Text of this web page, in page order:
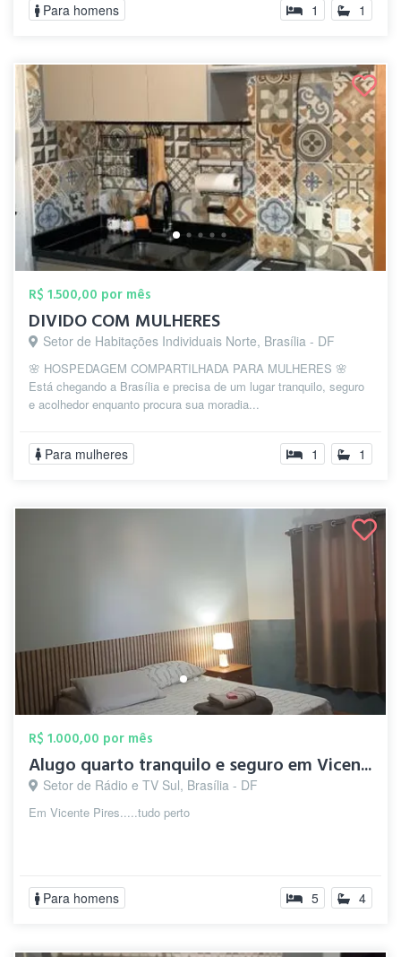
Para homens 1 1
R$ 1.500,00 por mês
DIVIDO COM MULHERES
Setor de Habitações Individuais Norte, Brasília - DF
🌸 HOSPEDAGEM COMPARTILHADA PARA MULHERES 🌸
Está chegando a Brasília e precisa de um lugar tranquilo, seguro
e acolhedor enquanto procura sua moradia...
Para mulheres 1 1
R$ 1.000,00 por mês
Alugo quarto tranquilo e seguro em Vicen...
Setor de Rádio e TV Sul, Brasília - DF
Em Vicente Pires.....tudo perto
Para homens 5 4